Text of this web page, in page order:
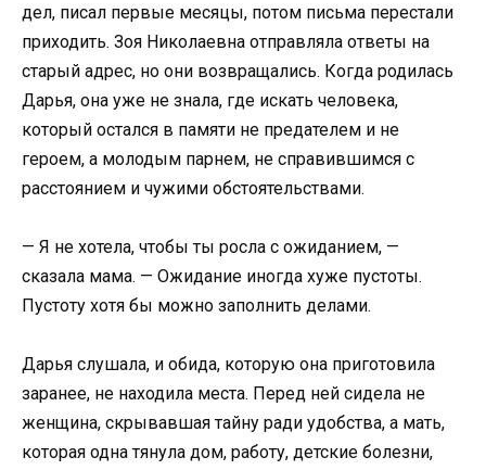
дел, писал первые месяцы, потом письма перестали
приходить. Зоя Николаевна отправляла ответы на
старый адрес, но они возвращались. Когда родилась
Дарья, она уже не знала, где искать человека,
который остался в памяти не предателем и не
героем, а молодым парнем, не справившимся с
расстоянием и чужими обстоятельствами.
— Я не хотела, чтобы ты росла с ожиданием, —
сказала мама. — Ожидание иногда хуже пустоты.
Пустоту хотя бы можно заполнить делами.
Дарья слушала, и обида, которую она приготовила
заранее, не находила места. Перед ней сидела не
женщина, скрывавшая тайну ради удобства, а мать,
которая одна тянула дом, работу, детские болезни,